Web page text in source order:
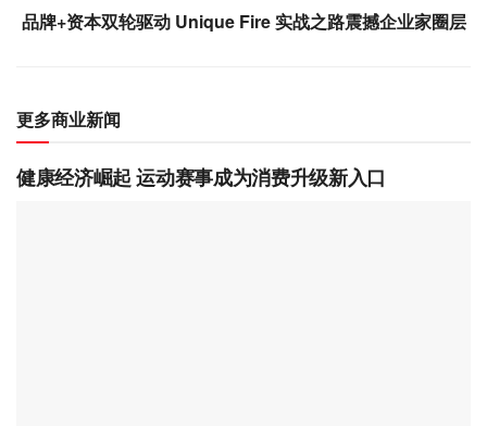
品牌+资本双轮驱动 Unique Fire 实战之路震撼企业家圈层
更多商业新闻
健康经济崛起 运动赛事成为消费升级新入口